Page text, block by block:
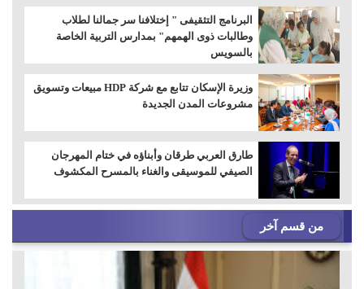
البرنامج التثقيفى " إختلافنا سر جمالنا لطلاب
وطالبات ذوى الهمهم" بمدارس التربية الخاصة
بالسويس
وزيرة الإسكان تتابع مع شركة HDP مبيعات وتسويق
مشروعات المدن الجديدة
طارق العربي طرقان وأبناؤه في ختام المهرجان
الصيفي للموسيقى والغناء بالمسرح المكشوف
من قسم آخر